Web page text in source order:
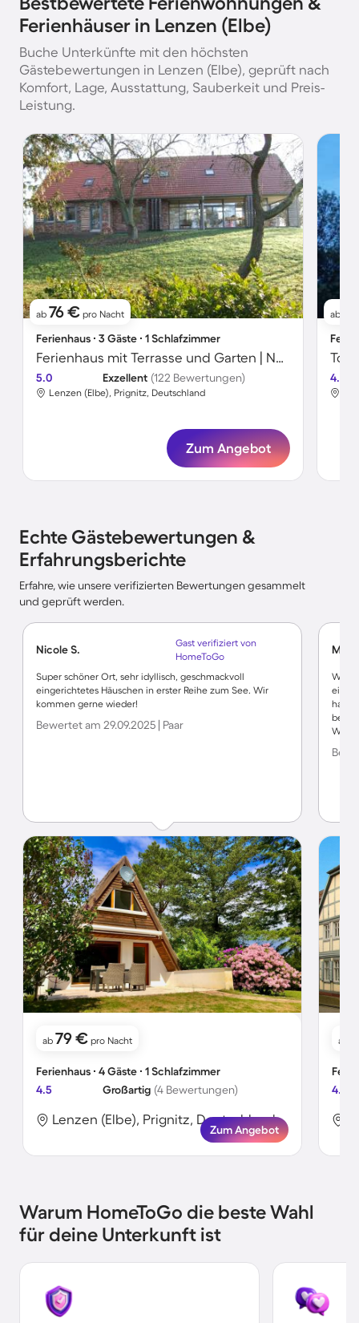
Ferienhäuser in Lenzen (Elbe)
Buche Unterkünfte mit den höchsten
Gästebewertungen in Lenzen (Elbe), geprüft nach
Komfort, Lage, Ausstattung, Sauberkeit und Preis-
Leistung.
ab 76 € pro Nacht
Ferienhaus ∙ 3 Gäste ∙ 1 Schlafzimmer
Ferienhaus mit Terrasse und Garten | Naturblick | Perfekt für die Arbeit von Zuhause
5.0 Exzellent (122 Bewertungen)
Lenzen (Elbe), Prignitz, Deutschland
Zum Angebot
ab
4.7
Echte Gästebewertungen &
Erfahrungsberichte
Erfahre, wie unsere verifizierten Bewertungen gesammelt
und geprüft werden.
Nicole S.
Gast verifiziert von
HomeToGo
Super schöner Ort, sehr idyllisch, geschmackvoll
eingerichtetes Häuschen in erster Reihe zum See. Wir
kommen gerne wieder!
Bewertet am 29.09.2025 | Paar
ab 79 € pro Nacht
Ferienhaus ∙ 4 Gäste ∙ 1 Schlafzimmer
4.5
Großartig (4 Bewertungen)
Lenzen (Elbe), Prignitz, Deutschland
Zum Angebot
Wir
eine
hat.
Wir
ab
4.3
Warum HomeToGo die beste Wahl
für deine Unterkunft ist